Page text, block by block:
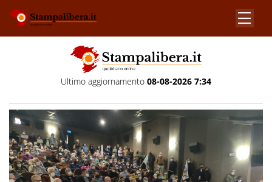
Ultimo aggiornamento 08-08-2026 7:34